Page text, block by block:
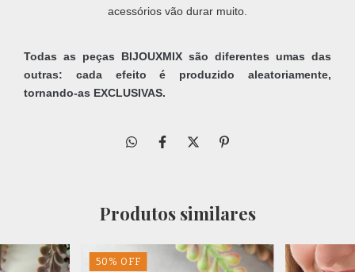
acessórios vão durar muito.
Todas as peças BIJOUXMIX são diferentes umas das
outras: cada efeito é produzido aleatoriamente,
tornando-as EXCLUSIVAS.
Produtos similares
50 % OFF